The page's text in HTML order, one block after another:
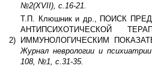
№2(XVII), с.16-21.
2)
Т.П. Клюшник и др., ПОИСК
АНТИПСИХОТИЧЕСКОЙ
ИММУНОЛОГИЧЕСКИМ
Журнал неврологии и
108, №1, с.31-35.